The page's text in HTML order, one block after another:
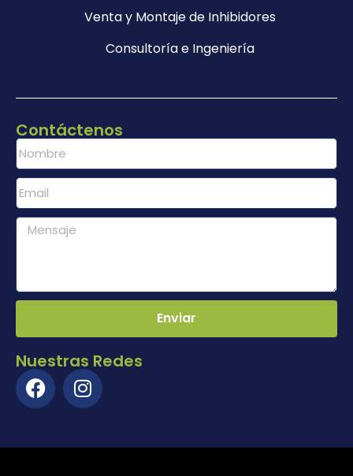
Venta y Montaje de Inhibidores
Consultoría e Ingeniería
Contáctenos
Enviar
Nuestras Redes